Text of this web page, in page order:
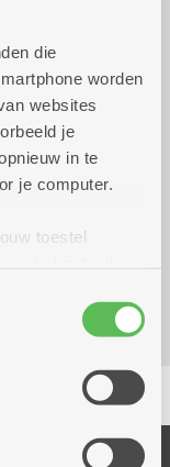
die
worden
websites
je
in te
je computer.
toestel
Sommige
die een
van onze
met andere
uur tot 17.00 uur